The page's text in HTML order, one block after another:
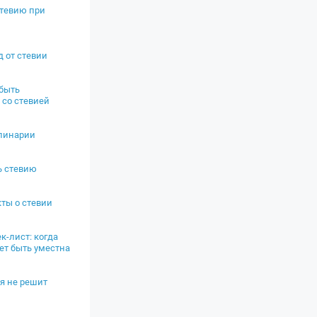
при
от стевии
стевией
стевию
о стевии
лист: когда
быть уместна
не решит